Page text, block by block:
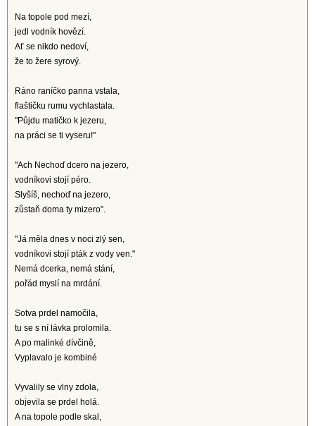
Na topole pod mezí,
jedl vodník hovězí.
Ať se nikdo nedoví,
že to žere syrový.
Ráno raníčko panna vstala,
flaštičku rumu vychlastala.
"Půjdu matičko k jezeru,
na práci se ti vyseru!"
"Ach Nechoď dcero na jezero,
vodníkovi stojí péro.
Slyšíš, nechoď na jezero,
zůstaň doma ty mizero".
"Já měla dnes v noci zlý sen,
vodníkovi stojí pták z vody ven."
Nemá dcerka, nemá stání,
pořád myslí na mrdání.
Sotva prdel namočila,
tu se s ní lávka prolomila.
A po malinké dívčině,
Vyplavalo je kombiné
Vyvalily se vlny zdola,
objevila se prdel holá.
A na topole podle skal,